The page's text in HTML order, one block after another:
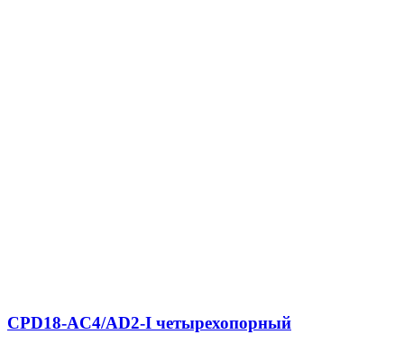
CPD18-AC4/AD2-I четырехопорный